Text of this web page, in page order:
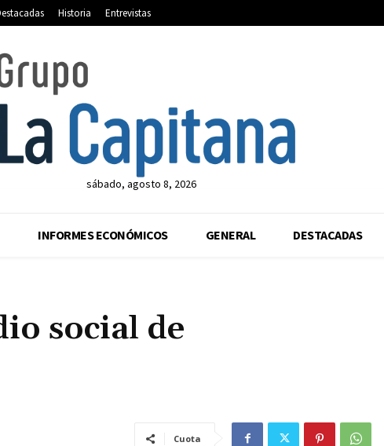
Historia Entrevistas
sábado, agosto 8, 2026
INFORMES ECONÓMICOS GENERAL DESTACADAS
social de
Cuota